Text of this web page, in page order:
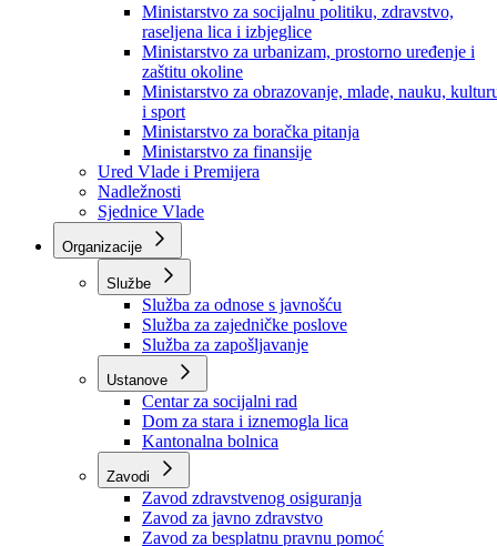
Ministarstvo za privredu
Ministarstvo za pravosuđe, upravu i radne odnose
Ministarstvo za unutrašnje poslove
Ministarstvo za socijalnu politiku, zdravstvo,
raseljena lica i izbjeglice
Ministarstvo za urbanizam, prostorno uređenje i
zaštitu okoline
Ministarstvo za obrazovanje, mlade, nauku,
i sport
Ministarstvo za boračka pitanja
Ministarstvo za finansije
Ured Vlade i Premijera
Nadležnosti
Sjednice Vlade
Organizacije
Službe
Služba za odnose s javnošću
Služba za zajedničke poslove
Služba za zapošljavanje
Ustanove
Centar za socijalni rad
Dom za stara i iznemogla lica
Kantonalna bolnica
Zavodi